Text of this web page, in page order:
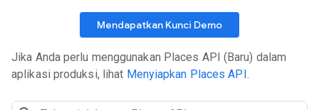
Mendapatkan Kunci Demo
Jika Anda perlu menggunakan Places API (Baru) dalam
aplikasi produksi, lihat Menyiapkan Places API .